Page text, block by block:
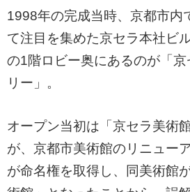
1998年の完成当時、京都市内
て注目を集めた京セラ本社ビ
の1階ロビー奥にあるのが「京
リー」。
オープン当初は「京セラ美術
が、京都市美術館のリニュー
が命名権を取得し、同美術館